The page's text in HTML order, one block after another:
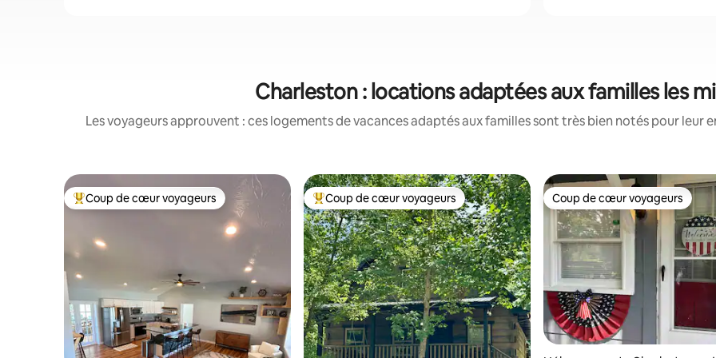
Charleston : locations adaptées aux familles les
Les voyageurs approuvent : ces logements de vacances adaptés aux familles sont très bien notés pour
Coups de cœur voyageurs les plus appréciés
Coup de cœur voyageurs Coups de cœur voyageurs les plus appréciés
Coup de cœur voyageurs Coup de cœur voyageurs
Coup de cœur voyageurs